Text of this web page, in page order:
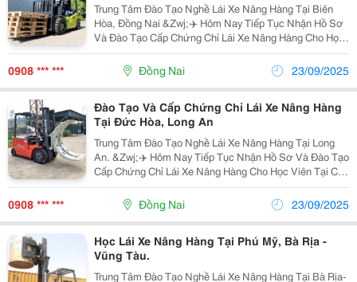
Trung Tâm Đào Tạo Nghề Lái Xe Nâng Hàng Tại Biên
Hòa, Đồng Nai &Zwj;✈️ Hôm Nay Tiếp Tục Nhận Hồ Sơ
Và Đào Tạo Cấp Chứng Chỉ Lái Xe Nâng Hàng Cho Học
Viên Tại Chi Nhánh Long Thành-Đồng Nai.❤️ Bạn Trao
Tôi Niềm Tin- Tôi Gửi Bạn 100% Sự Hài Lòng....
0908 *** *** Đồng Nai 23/09/2025
Đào Tạo Và Cấp Chứng Chỉ Lái Xe Nâng Hàng
Tại Đức Hòa, Long An
Trung Tâm Đào Tạo Nghề Lái Xe Nâng Hàng Tại Long
An. &Zwj;✈️ Hôm Nay Tiếp Tục Nhận Hồ Sơ Và Đào Tạo
Cấp Chứng Chỉ Lái Xe Nâng Hàng Cho Học Viên Tại Chi
Nhánh Long Thành-Đồng Nai.❤️ Bạn Trao Tôi Niềm Tin-
Tôi Gửi Bạn 100% Sự Hài Lòng. Với Kinh...
0908 *** *** Đồng Nai 23/09/2025
Học Lái Xe Nâng Hàng Tại Phú Mỹ, Bà Rịa -
Vũng Tàu.
Trung Tâm Đào Tạo Nghề Lái Xe Nâng Hàng Tại Bà Rịa-